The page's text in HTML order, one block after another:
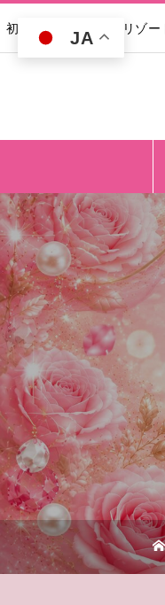
初回30分無料｜高級リゾ
JA